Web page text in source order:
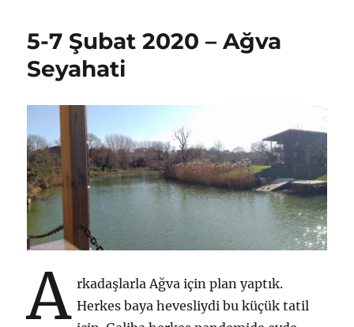
Eylül
için
5-7 Şubat 2020 – Ağva
Seyahati
A rkadaşlarla Ağva için plan yaptık.
Herkes baya hevesliydi bu küçük tatil